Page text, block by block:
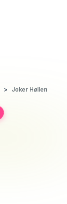
Joker Høllen